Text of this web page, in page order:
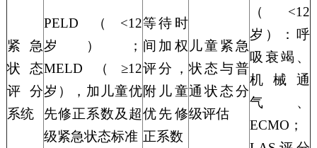
紧急
状态
评分
系统
PELD（<12
岁）；
MELD（≥12
岁），加儿童优
先修正系数及超
级紧急状态标准
等待时
间加权
评分，
附儿童
优先修
正系数
儿童紧急
状态与普
通状态分
级评估
（ <12
岁）：呼
吸衰竭、
机械通
气、
ECMO；